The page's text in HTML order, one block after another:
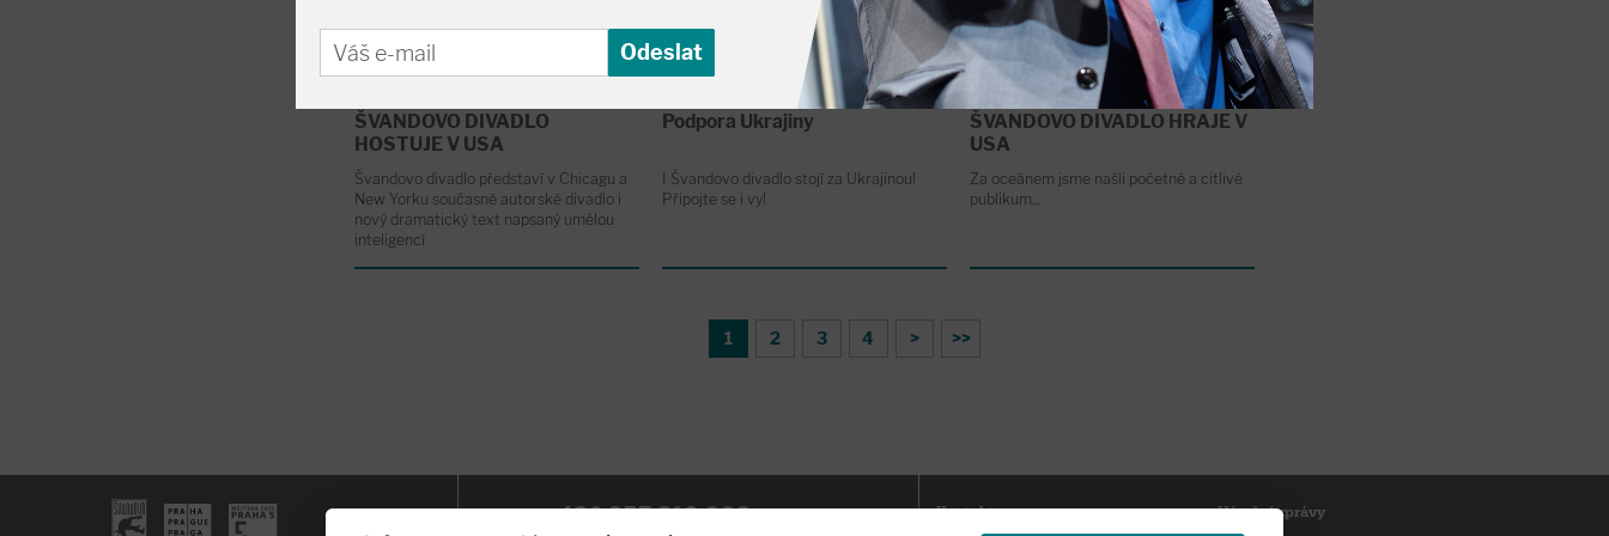
ŠVANDOVO DIVADLO
HOSTUJE V USA
Švandovo divadlo představí v Chicagu a
New Yorku současné autorské divadlo i
nový dramatický text napsaný umělou
inteligencí
Podpora Ukrajiny
I Švandovo divadlo stojí za Ukrajinou!
Připojte se i vy!
ŠVANDOVO DIVADLO HRAJE V
USA
Za oceánem jsme našli početné a citlivé
publikum...
1 2 3 4 > >>
+420 257 318 666
Kontakt
Výroční zprávy